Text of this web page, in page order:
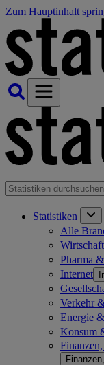
Zum Hauptinhalt
Statistiken
Alle
Pharma
Internet
Verkehr
Energie
Konsum